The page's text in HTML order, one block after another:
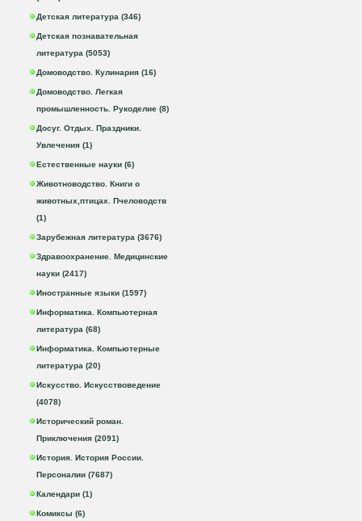
Детская литература (346)
Детская познавательная
литература (5053)
Домоводство. Кулинария (16)
Домоводство. Легкая
промышленность. Рукоделие (8)
Досуг. Отдых. Праздники.
Увлечения (1)
Естественные науки (6)
Животноводство. Книги о
животных,птицах. Пчеловодств
(1)
Зарубежная литература (3676)
Здравоохранение. Медицинские
науки (2417)
Иностранные языки (1597)
Информатика. Компьютерная
литература (68)
Информатика. Компьютерные
литература (20)
Искусство. Искусствоведение
(4078)
Исторический роман.
Приключения (2091)
История. История России.
Персоналии (7687)
Календари (1)
Комиксы (6)